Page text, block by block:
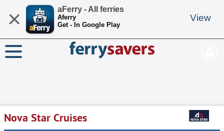
× aFerry - All ferries
Aferry
Get - In Google Play
View
Nova Star Cruises